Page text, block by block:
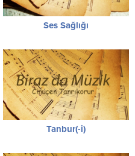
Ses Sağlığı
Tanbur(-i)